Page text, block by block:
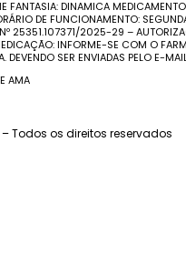
FANTASIA: DINAMICA
DE FUNCIONAMENTO:
25351.107371/2025-29 –
INFORME-SE COM O
SER ENVIADAS PELO E-
AMA
Todos os direitos reservados